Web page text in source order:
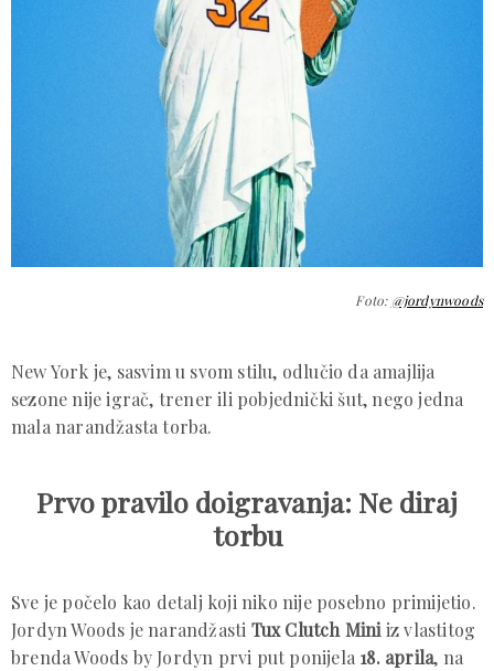
Foto: @jordynwoods
New York je, sasvim u svom stilu, odlučio da amajlija
sezone nije igrač, trener ili pobjednički šut, nego jedna
mala narandžasta torba.
Prvo pravilo doigravanja: Ne diraj
torbu
Sve je počelo kao detalj koji niko nije posebno primijetio.
Jordyn Woods je narandžasti Tux Clutch Mini iz vlastitog
brenda Woods by Jordyn prvi put ponijela 18. aprila, na